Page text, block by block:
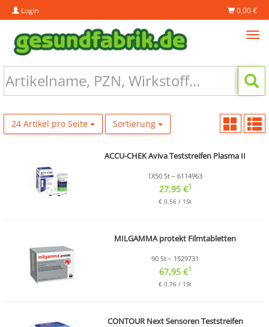
Login 0,00 €
24 Artikel pro Seite Sortierung
ACCU-CHEK Aviva Teststreifen Plasma II
1X50 St – 6114963
27,95 €1
€ 0,56 / 1St
MILGAMMA protekt Filmtabletten
90 St – 1529731
67,95 €1
€ 0,76 / 1St
CONTOUR Next Sensoren Teststreifen